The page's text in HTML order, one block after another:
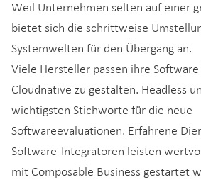
Weil Unternehmen selten auf einer
bietet sich die schrittweise
Systemwelten für den Übergang an.
Viele Hersteller passen ihre
Cloudnative zu gestalten. Headless
wichtigsten Stichworte für die neue
Softwareevaluationen. Erfahrene
Software-Integratoren leisten
mit Composable Business gestartet